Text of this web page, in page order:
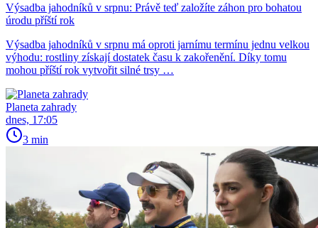
Výsadba jahodníků v srpnu: Právě teď založíte záhon pro bohatou
úrodu příští rok
Výsadba jahodníků v srpnu má oproti jarnímu termínu jednu velkou
výhodu: rostliny získají dostatek času k zakořenění. Díky tomu
mohou příští rok vytvořit silné trsy …
Planeta zahrady
dnes, 17:05
3 min